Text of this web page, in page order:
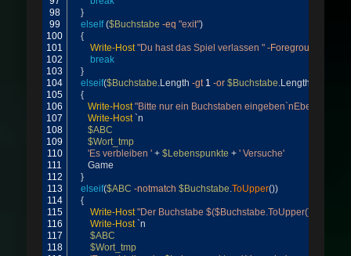
98
99
100
101
102
103
104
105
106
107
108
109
110
111
112
113
114
115
116
117
118
}
elseIf ($Buchstabe -eq "exit")
{
Write-Host "Du hast das Spiel verlassen " -ForegroundColor
break
}
elseif($Buchstabe.Length -gt 1 -or $Buchstabe.Length
{
Write-Host "Bitte nur ein Buchstaben eingeben`nEbenso
Write-Host `n
$ABC
$Wort_tmp
'Es verbleiben ' + $Lebenspunkte + ' Versuche'
Game
}
elseif($ABC -notmatch $Buchstabe.ToUpper())
{
Write-Host "Der Buchstabe $($Buchstabe.ToUpper()) wurde
Write-Host `n
$ABC
$Wort_tmp